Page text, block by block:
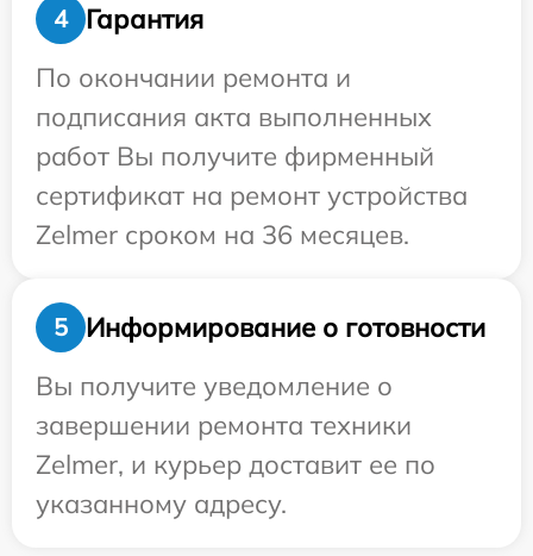
4
Гарантия
По окончании ремонта и
подписания акта выполненных
работ Вы получите фирменный
сертификат на ремонт устройства
Zelmer сроком на 36 месяцев.
5
Информирование о готовности
Вы получите уведомление о
завершении ремонта техники
Zelmer, и курьер доставит ее по
указанному адресу.